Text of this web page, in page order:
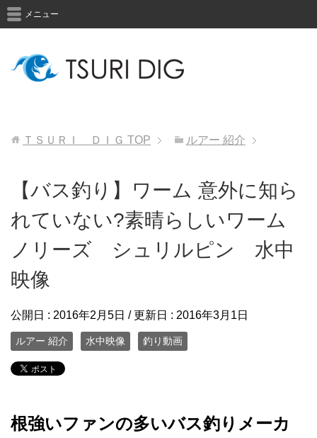
メニュー
ＴＳＵＲＩ ＤＩＧ TOP ルアー 紹介
【バス釣り】ワーム 意外に知ら
れていない?素晴らしいワーム
ノリーズ シュリルピン 水中
映像
公開日 : 2016年2月5日 / 更新日 : 2016年3月1日
ルアー 紹介 水中映像 釣り動画
根強いファンの多いバス釣りメーカ